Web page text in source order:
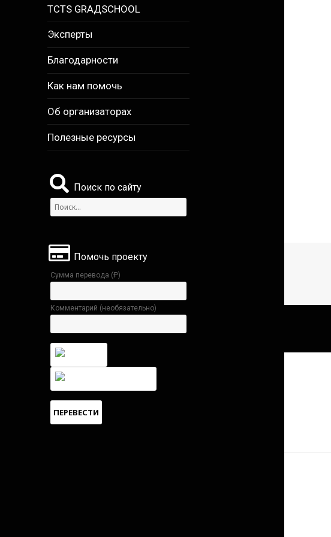
TCTS GRАДSCHOOL
Эксперты
Благодарности
Как нам помочь
Об организаторах
Полезные ресурсы
Поиск по сайту
Найти:
Помочь проекту
Сумма перевода (₽)
Комментарий (необязательно)